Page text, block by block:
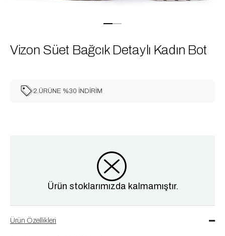
Vizon Süet Bağcık Detaylı Kadın Bot
2.ÜRÜNE %30 İNDİRİM
Ürün stoklarımızda kalmamıştır.
Ürün Özellikleri